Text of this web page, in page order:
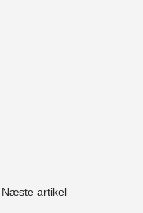
Næste artikel